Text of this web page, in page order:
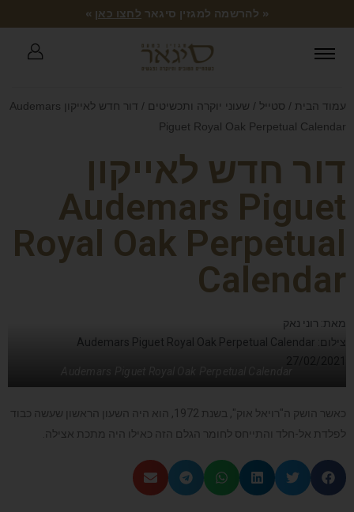
« להרשמה למגזין סיגאר לחצו כאן »
עמוד הבית / סטייל / שעוני יוקרה ותכשיטים
/ דור חדש לאייקון Audemars
Piguet Royal Oak Perpetual Calendar
דור חדש לאייקון
Audemars Piguet
Royal Oak Perpetual
Calendar
מאת: רוני נאק
צילום: Audemars Piguet Royal Oak Perpetual Calendar
כאשר הושק ה"רויאל אוק", בשנת 1972, הוא היה השעון הראשון שעשה כבוד
לפלדת אל-חלד והתייחס לחומר הגלם הזה כאילו היה מתכת אצילה.